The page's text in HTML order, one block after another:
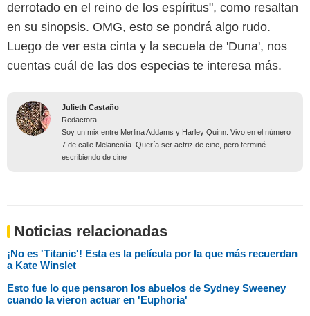
derrotado en el reino de los espíritus", como resaltan
en su sinopsis. OMG, esto se pondrá algo rudo.
Luego de ver esta cinta y la secuela de 'Duna', nos
cuentas cuál de las dos especias te interesa más.
Julieth Castaño
Redactora
Soy un mix entre Merlina Addams y Harley Quinn. Vivo en el número
7 de calle Melancolía. Quería ser actriz de cine, pero terminé
escribiendo de cine
Noticias relacionadas
¡No es 'Titanic'! Esta es la película por la que más recuerdan
a Kate Winslet
Esto fue lo que pensaron los abuelos de Sydney Sweeney
cuando la vieron actuar en 'Euphoria'